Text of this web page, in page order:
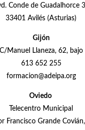
Conde de Guadalhorce
33401 Avilés (Asturias)
Gijón
C/Manuel Llaneza, 62, bajo
613 652 255
formacion@adeipa.org
Oviedo
Telecentro Municipal
Francisco Grande